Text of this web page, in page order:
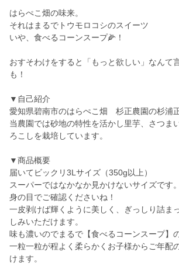
はらぺこ畑の味来。
それはまるでトウモロコシのスイーツ
いや、食べるコーンスープ🌽！
おすそわけをすると「もっと欲しい」なんて
も！
▼自己紹介
愛知県碧南市のはらぺこ畑 杉正農園の杉浦正
当農園では砂地の特性を活かし里芋、さつま
ろこしを栽培しています。
▼商品概要
届いてビックリ3Lサイズ（350g以上）
スーパーではなかなか見かけないサイズです
身の目でご確認くださいね！
一皮剥けば輝くように美しく、ぎっしり詰ま
しみいただけます。
味も濃いのでまるで【食べるコーンスープ】
一粒一粒が程よく柔らかくお子様からご年配
けます。